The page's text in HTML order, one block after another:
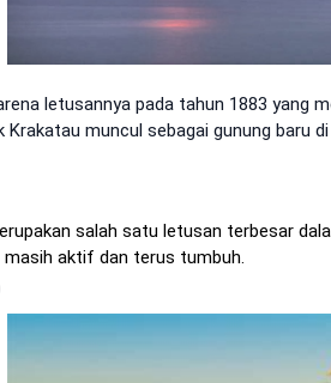
letusannya pada tahun 1883 yang
Krakatau muncul sebagai gunung baru
salah satu letusan terbesar
masih aktif dan terus tumbuh.